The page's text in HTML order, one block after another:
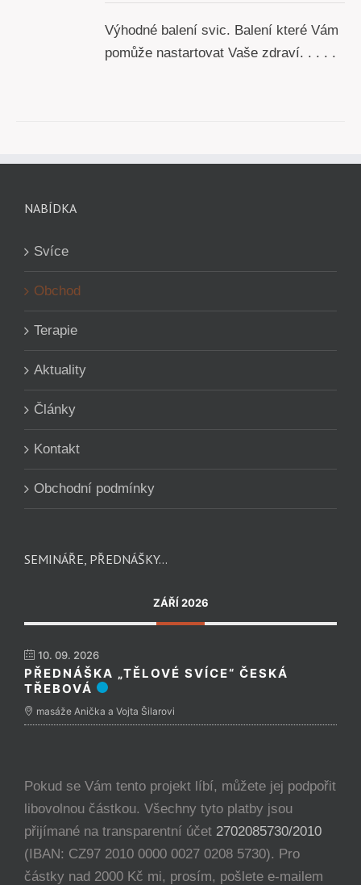
Výhodné balení svic. Balení které Vám
pomůže nastartovat Vaše zdraví. . . . .
NABÍDKA
Svíce
Obchod
Terapie
Aktuality
Články
Kontakt
Obchodní podmínky
SEMINÁŘE, PŘEDNÁŠKY…
ZÁŘÍ 2026
10. 09. 2026
PŘEDNÁŠKA „TĚLOVÉ SVÍCE“ ČESKÁ
TŘEBOVÁ
masáže Anička a Vojta Šilarovi
Pokud se Vám tento projekt líbí, můžete jej podpořit
libovolnou částkou. Všechny tyto platby jsou
přijímané na transparentní účet 2702085730/2010
(IBAN: CZ97 2010 0000 0027 0208 5730). Pro
částky nad 2000 Kč mi, prosím, pošlete e-mailem